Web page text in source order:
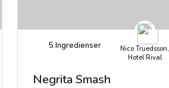
5 Ingredienser
Negrita Smash
Nico Truedsson,
Hotel Rival